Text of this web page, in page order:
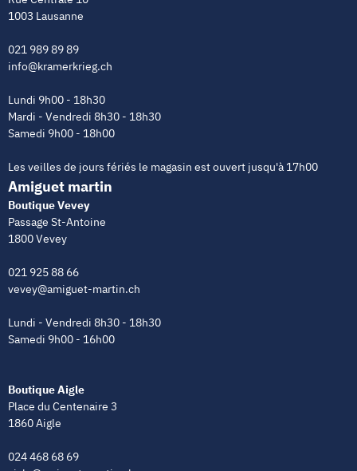
1003 Lausanne
021 989 89 89
info@kramerkrieg.ch
Lundi 9h00 - 18h30
Mardi - Vendredi 8h30 - 18h30
Samedi 9h00 - 18h00
Les veilles de jours fériés le magasin est ouvert jusqu'à 17h00
Amiguet martin
Boutique Vevey
Passage St-Antoine
1800 Vevey
021 925 88 66
vevey@amiguet-martin.ch
Lundi - Vendredi 8h30 - 18h30
Samedi 9h00 - 16h00
Boutique Aigle
Place du Centenaire 3
1860 Aigle
024 468 68 69